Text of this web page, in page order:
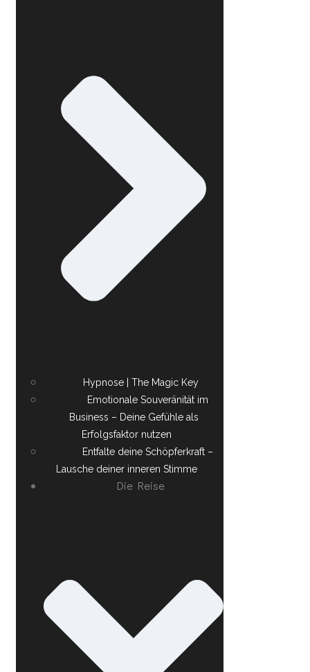
Hypnose | The Magic Key
Emotionale Souveränität im
Business – Deine Gefühle als
Erfolgsfaktor nutzen
Entfalte deine Schöpferkraft –
Lausche deiner inneren Stimme
Die Reise